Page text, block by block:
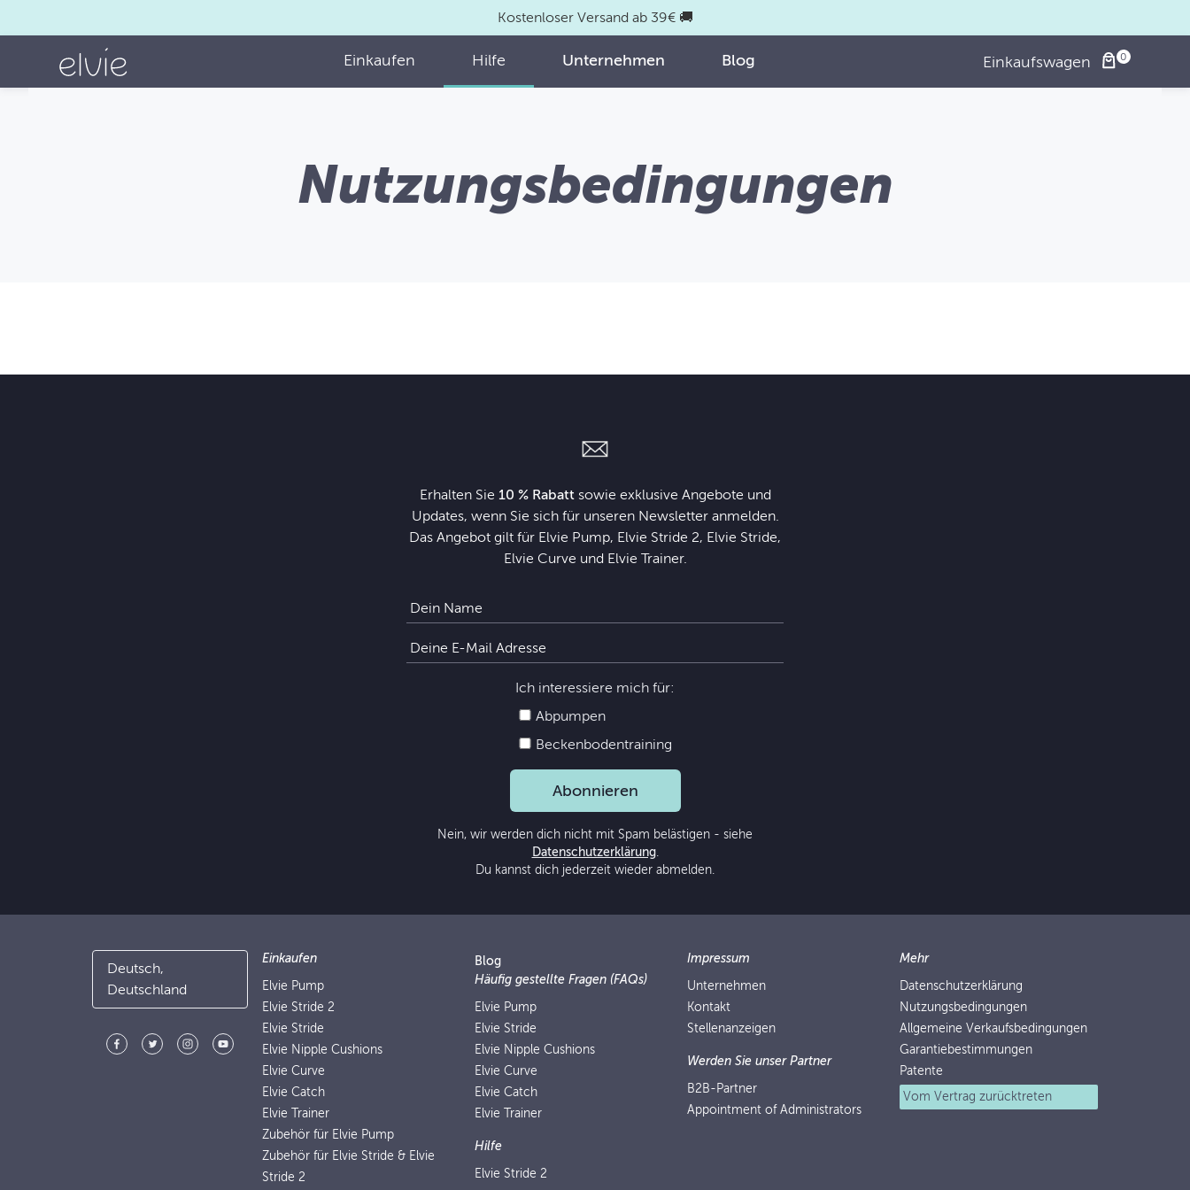
Kostenloser Versand ab 39€ 🚚
Einkaufen Hilfe Unternehmen Blog Einkaufswagen
Nutzungsbedingungen
Erhalten Sie 10 % Rabattsowie exklusive Angebote und
Updates, wenn Sie sich für unseren Newsletter anmelden.
Das Angebot gilt für Elvie Pump, Elvie Stride 2, Elvie Stride,
Elvie Curve und Elvie Trainer.
Ich interessiere mich für:
Abpumpen
Beckenbodentraining
Abonnieren
Nein, wir werden dich nicht mit Spam belästigen - siehe
Datenschutzerklärung.
Du kannst dich jederzeit wieder abmelden.
Deutsch,
Deutschland
Einkaufen
Elvie Pump
Elvie Stride 2
Elvie Stride
Elvie Nipple Cushions
Elvie Curve
Elvie Catch
Elvie Trainer
Zubehör für Elvie Pump
Zubehör für Elvie Stride & Elvie
Stride 2
Blog
Häufig gestellte Fragen (FAQs)
Elvie Pump
Elvie Stride
Elvie Nipple Cushions
Elvie Curve
Elvie Catch
Elvie Trainer
Hilfe
Elvie Stride 2
Impressum
Unternehmen
Kontakt
Stellenanzeigen
Werden Sie unser Partner
B2B-Partner
Appointment of Administrators
Mehr
Datenschutzerklärung
Nutzungsbedingungen
Allgemeine Verkaufsbedingungen
Garantiebestimmungen
Patente
Vom Vertrag zurücktreten